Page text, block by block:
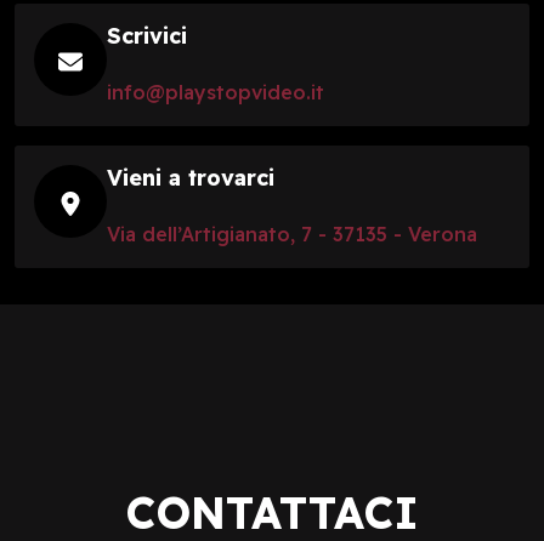
Scrivici
info@playstopvideo.it
Vieni a trovarci
Via dell’Artigianato, 7 - 37135 - Verona
CONTATTACI